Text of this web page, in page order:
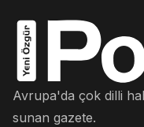
Avrupa'da çok dilli
sunan gazete.